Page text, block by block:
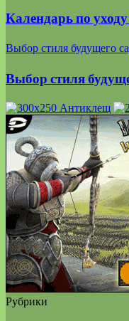
Календарь по
Выбор стиля будущего
Выбор стиля
Рубрики